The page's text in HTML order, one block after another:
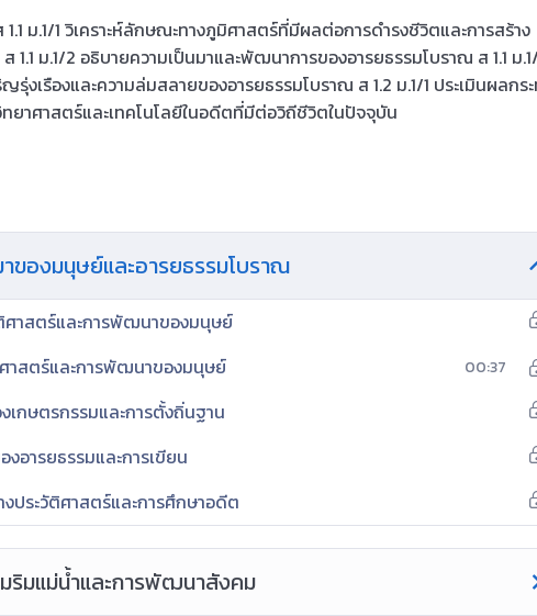
ม.1/1 วิเคราะห์ลักษณะทางภูมิศาสตร์ที่มีผลต่อการดำรงชีวิตและการสร้าง
1.1 ม.1/2 อธิบายความเป็นมาและพัฒนาการของอารยธรรมโบราณ ส 1.1 ม
รุ่งเรืองและความล่มสลายของอารยธรรมโบราณ ส 1.2 ม.1/1 ประเมินผลกร
ยาศาสตร์และเทคโนโลยีในอดีตที่มีต่อวิถีชีวิตในปัจจุบัน
าของมนุษย์และอารยธรรมโบราณ
าสตร์และการพัฒนาของมนุษย์
าสตร์และการพัฒนาของมนุษย์
00:37
เกษตรกรรมและการตั้งถิ่นฐาน
อารยธรรมและการเขียน
ประวัติศาสตร์และการศึกษาอดีต
ริมแม่น้ำและการพัฒนาสังคม